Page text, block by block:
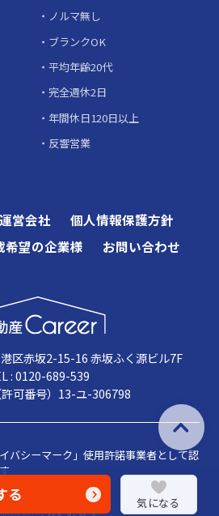
る 気になる
ノルマ無し
ブランクOK
平均年齢20代
完全週休2日
年間休日120日以上
反響営業
運営会社
個人情報保護方針
希望の企業様 お問い合わせ
区赤坂2-15-16 赤坂ふく源ビル7F
: 0120-689-539
許可番号）13-ユ-306798
バシーマーク」使用許諾事業者として認